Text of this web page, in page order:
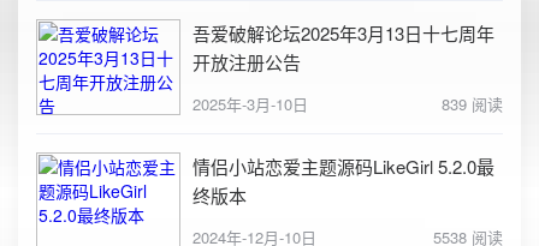
吾爱破解论坛2025年3月13日十七周年
开放注册公告
2025年-3月-10日 839 阅读
情侣小站恋爱主题源码LikeGirl 5.2.0最
终版本
2024年-12月-10日 5538 阅读